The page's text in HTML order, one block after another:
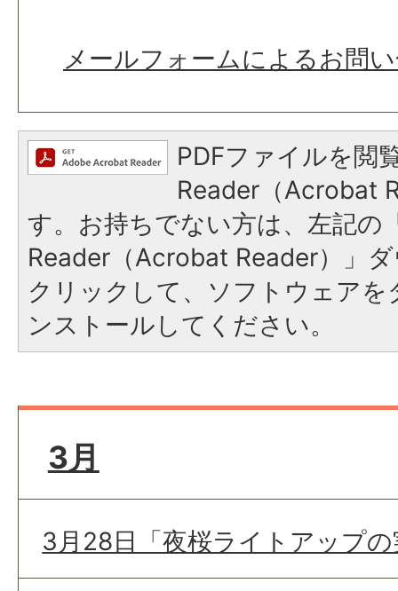
メールフォームによるお問
PDFファイルを閲
Reader（Acrobat
す。お持ちでない方は、左記の
Reader（Acrobat Reader）」
クリックして、ソフトウェア
ンストールしてください。
3月
3月28日「夜桜ライトアップ